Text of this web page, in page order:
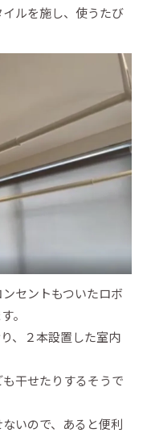
ルを施し、使うたび
セントもついたロボ
。
、２本設置した室内
干せたりするそうで
いので、あると便利